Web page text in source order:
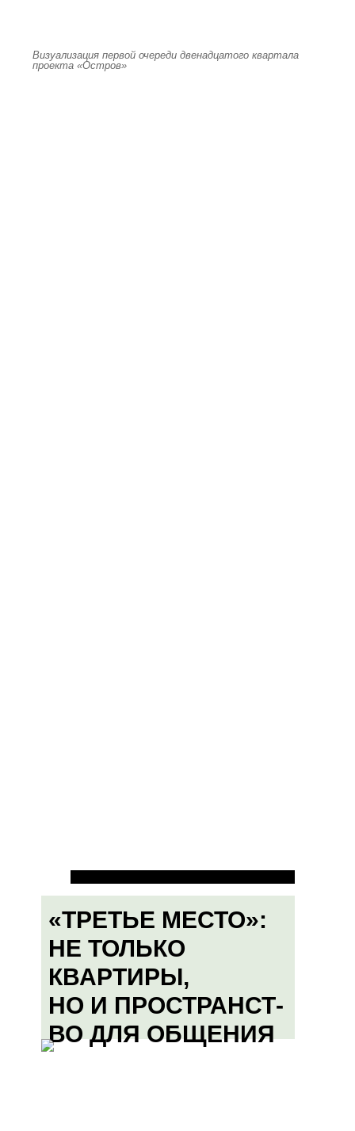
Визуализация первой очереди двенадцатого квартала
проекта «Остров»
«ТРЕТЬЕ МЕСТО»:
НЕ ТОЛЬКО
КВАРТИРЫ,
НО И ПРОСТРАНСТ-
ВО ДЛЯ ОБЩЕНИЯ